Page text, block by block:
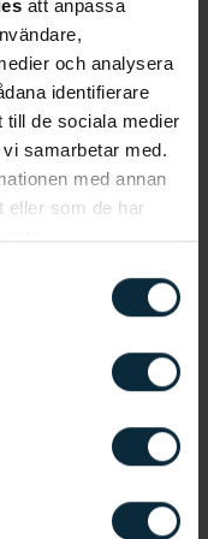
att anpassa
och analysera
identifierare
till de sociala medier
samarbetar med.
med annan
eller som de har